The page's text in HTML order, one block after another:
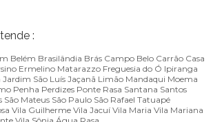
:
Belém Brasilândia Brás Campo Belo Carrão Casa
Ermelino Matarazzo Freguesia do Ó Ipiranga
Jardim São Luís Jaçanã Limão Mandaqui Moema
Penha Perdizes Ponte Rasa Santana Santos
São Mateus São Paulo São Rafael Tatuapé
Vila Guilherme Vila Jacuí Vila Maria Vila Mariana